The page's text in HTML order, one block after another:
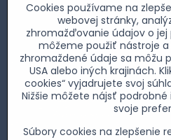
Cookies používame na
webovej stránky,
zhromažďovanie údajov o
môžeme použiť nástroje
zhromaždené údaje sa môžu
USA alebo iných krajinách.
cookies“ vyjadrujete svoj
Nižšie môžete nájsť
svoje
Súbory cookies na zlepšenie